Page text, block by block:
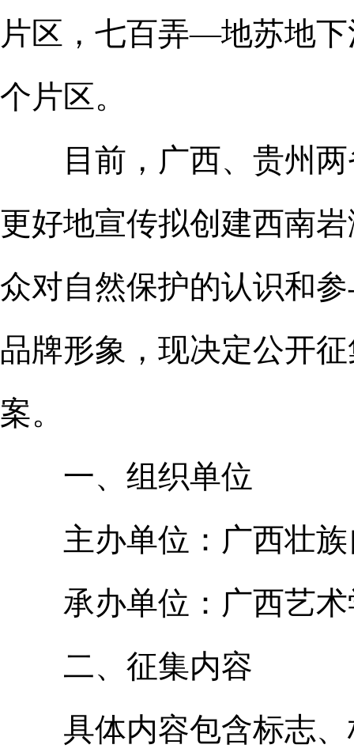
片区，七百弄—地苏地
个片区。
目前，广西、贵州两
更好地宣传拟创建西南
众对自然保护的认识和
品牌形象，现决定公开
案。
一、组织单位
主办单位：广西壮族
承办单位：广西艺术
二、征集内容
具体内容包含标志、